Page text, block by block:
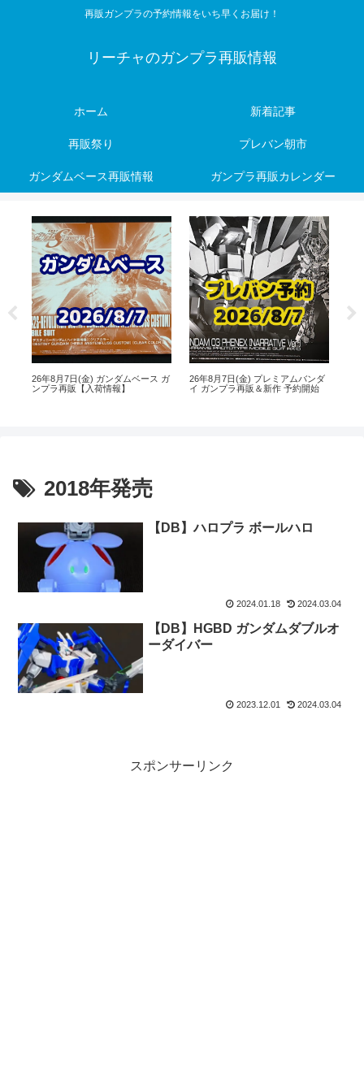
再販ガンプラの予約情報をいち早くお届け！
リーチャのガンプラ再販情報
ホーム 新着記事
再販祭り プレバン朝市
ガンダムベース再販情報 ガンプラ再販カレンダー
26年8月7日(金) ガンダムベース ガ
ンプラ再販【入荷情報】
26年8月7日(金) プレミアムバンダ
イ ガンプラ再販＆新作 予約開始
2018年発売
【DB】ハロプラ ボールハロ
2024.01.18 2024.03.04
【DB】HGBD ガンダムダブルオ
ーダイバー
2023.12.01 2024.03.04
スポンサーリンク